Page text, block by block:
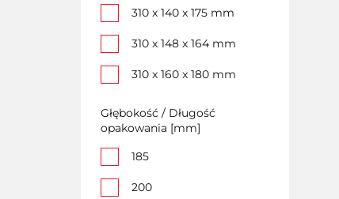
310 x 140 x 175 mm
310 x 148 x 164 mm
310 x 160 x 180 mm
Głębokość / Długość
opakowania [mm]
185
200